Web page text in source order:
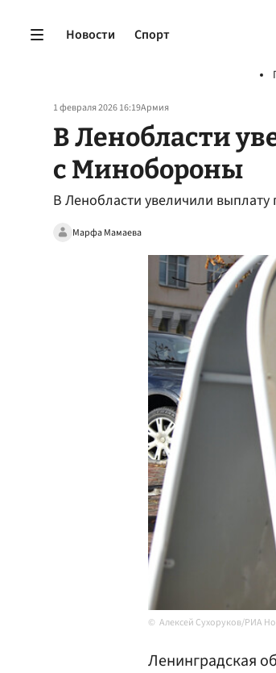
Новости Спорт
1 февраля 2026 16:19Армия
В Ленобласти
с Минобороны
В Ленобласти увеличили
Марфа Мамаева
Алексей Сухоруков/РИА
Ленинградская